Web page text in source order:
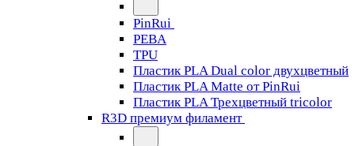
PinRui
PEBA
TPU
Пластик PLA Dual color двухцветный
Пластик PLA Matte от PinRui
Пластик PLA Трехцветный tricolor
R3D премиум филамент